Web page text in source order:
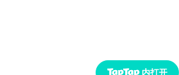
内打开